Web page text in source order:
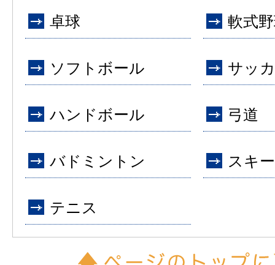
卓球 軟式
ソフトボール サッ
ハンドボール 弓道
バドミントン スキー
テニス